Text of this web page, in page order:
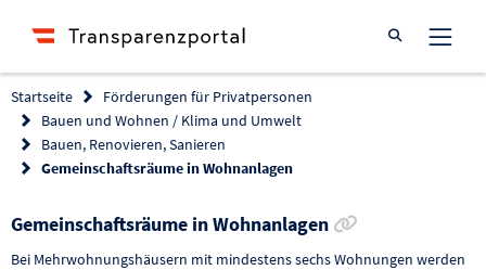
Suche öffnen
Startseite
Förderungen für Privatpersonen
Bauen und Wohnen / Klima und Umwelt
Bauen, Renovieren, Sanieren
Gemeinschaftsräume in Wohnanlagen
Gemeinschaftsräume in Wohnanlagen
Bei Mehrwohnungshäusern mit mindestens sechs Wohnungen werden